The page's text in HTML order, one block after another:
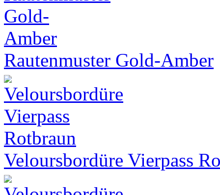
Rautenmuster Gold-Amber
Veloursbordüre Vierpass